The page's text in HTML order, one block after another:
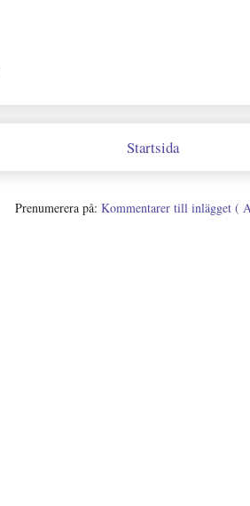
Startsida
Prenumerera på: Kommentarer till inlägget (